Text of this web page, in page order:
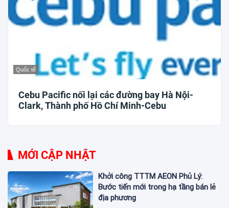
Quốc tế
Cebu Pacific nối lại các đường bay Hà Nội-
Clark, Thành phố Hồ Chí Minh-Cebu
MỚI CẬP NHẬT
Khởi công TTTM AEON Phủ Lý:
Bước tiến mới trong hạ tầng bán lẻ
địa phương